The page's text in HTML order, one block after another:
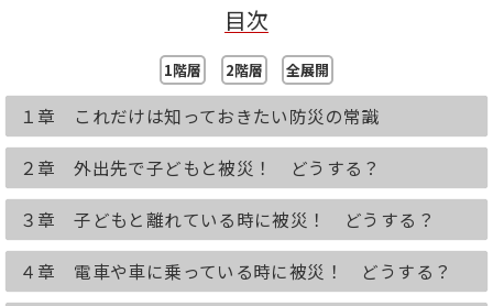
ます。
本書では、子どもと自分を守るために知
っておきたい防災の知識を、わかりやす
くかわいい4コママンガで紹介していき
ます。
前半では状況別、災害別に、命を守るた
めの行動や備えについて。後半では、非
常時に役に立つ、目からウロコの調理法
や備蓄法、レシピをふんだんに掲載して
います。
いざというときに備えて、ふだんから、
子どもと楽しくチャレンジしてみましょ
う。
目次
1階層 2階層 全展開
１章 これだけは知っておきたい防災の常識
２章 外出先で子どもと被災！ どうする？
３章 子どもと離れている時に被災！ どうする？
４章 電車や車に乗っている時に被災！ どうする？